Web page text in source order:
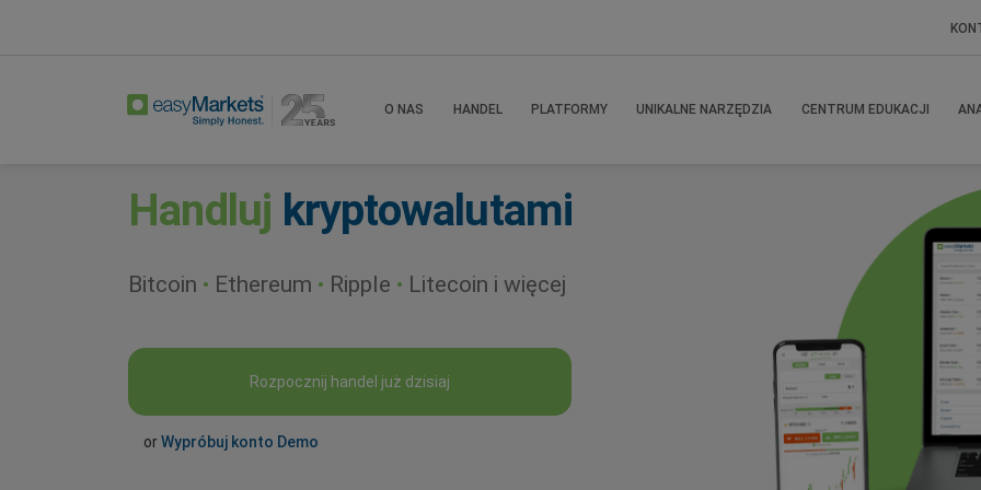
O NAS HANDEL PLATFORMY UNIKALNE NARZĘDZIA CENTRUM EDUKACJI
Handluj kryptowalutami
Bitcoin • Ethereum • Ripple • Litecoin i więcej
Rozpocznij handel już dzisiaj
orWypróbuj konto Demo